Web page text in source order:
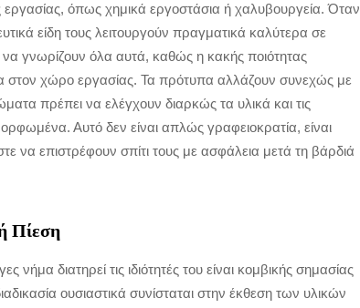
όπως χημικά εργοστάσια ή χαλυβουργεία. Όταν
είδη τους λειτουργούν πραγματικά καλύτερα σε
γνωρίζουν όλα αυτά, καθώς η κακής ποιότητας
στον χώρο εργασίας. Τα πρότυπα αλλάζουν συνεχώς με
πρέπει να ελέγχουν διαρκώς τα υλικά και τις
Αυτό δεν είναι απλώς γραφειοκρατία, είναι
επιστρέφουν σπίτι τους με ασφάλεια μετά τη βάρδιά
Πίεση
διατηρεί τις ιδιότητές του είναι κομβικής σημασίας
ουσιαστικά συνίσταται στην έκθεση των υλικών